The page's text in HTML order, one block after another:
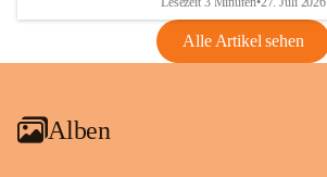
Alle Artikel sehen
Alben